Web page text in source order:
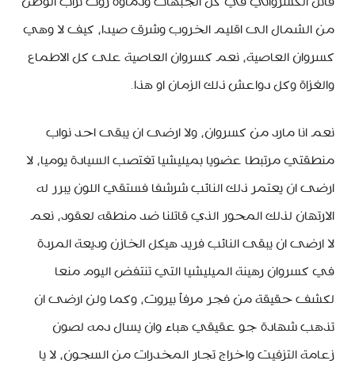
من الشمال الى اقليم الخروب وشرق صيدا، كيف لا وهي
كسروان العاصية، نعم كسروان العاصية على كل الاطماع
والغزاة وكل دواعش ذلك الزمان او هذا.
نعم انا مارد من كسروان، ولا ارضى ان يبقى احد نواب
منطقتي مرتبطا عضويا بميليشيا تغتصب السيادة يوميا، لا
ارضى ان يعتمر ذلك النائب شرشفا فستقي اللون يبرر له
الارتهان لذلك المحور الذي قاتلنا ضد منطقه لعقود، نعم
لا ارضى ان يبقى النائب فريد هيكل الخازن وديعة المردة
في كسروان رهينة الميليشيا التي تنتفض اليوم منعا
لكشف حقيقة من فجر مرفأ بيروت، وكما ولن ارضى ان
تذهب شهادة جو عقيقي هباء وان يسال دمه لصون
زعامة التزفيت واخراج تجار المخدرات من السجون، لا يا